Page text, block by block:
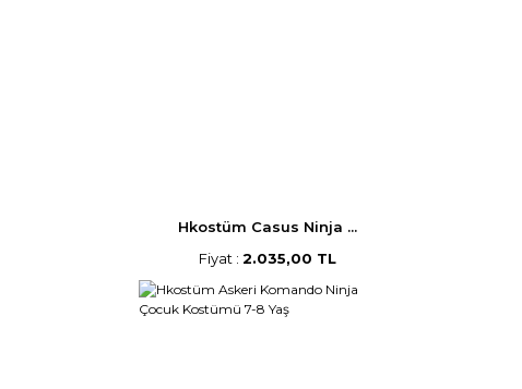
Hkostüm Casus Ninja ...
Fiyat : 2.035,00 TL